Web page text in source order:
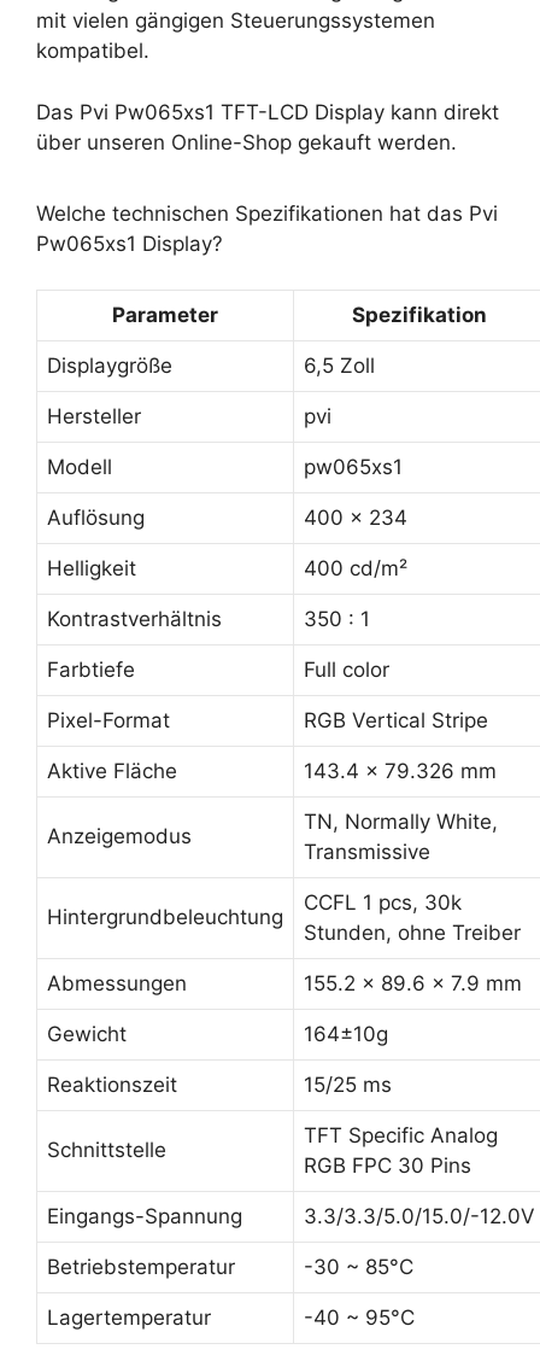
mit vielen gängigen Steuerungssystemen
kompatibel.
Das Pvi Pw065xs1 TFT-LCD Display kann direkt
über unseren Online-Shop gekauft werden.
Welche technischen Spezifikationen hat das Pvi
Pw065xs1 Display?
Parameter Spezifikation
Displaygröße 6,5 Zoll
Hersteller pvi
Modell pw065xs1
Auflösung 400 x 234
Helligkeit 400 cd/m²
Kontrastverhältnis 350 : 1
Farbtiefe Full color
Pixel-Format RGB Vertical Stripe
Aktive Fläche 143.4 x 79.326 mm
Anzeigemodus
TN, Normally White,
Transmissive
Hintergrundbeleuchtung
CCFL 1 pcs, 30k
Stunden, ohne Treiber
Abmessungen 155.2 x 89.6 x 7.9 mm
Gewicht 164±10g
Reaktionszeit 15/25 ms
Schnittstelle
TFT Specific Analog
RGB FPC 30 Pins
Eingangs-Spannung 3.3/3.3/5.0/15.0/-12.0V
Betriebstemperatur -30 ~ 85°C
Lagertemperatur -40 ~ 95°C